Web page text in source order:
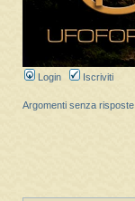
Login Iscriviti
Argomenti senza risposte